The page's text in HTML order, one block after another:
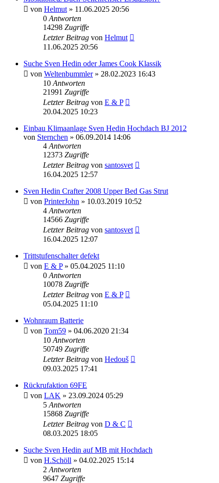
von Helmut » 11.06.2025 20:56
0 Antworten
14298 Zugriffe
Letzter Beitrag von Helmut
11.06.2025 20:56
Suche Sven Hedin oder James Cook Klassik
von Weltenbummler» 28.02.2023 16:43
10 Antworten
21991 Zugriffe
Letzter Beitrag von E & P
20.04.2025 10:23
Einbau Klimaanlage Sven Hedin Hochdach BJ 2012
von Sternchen » 06.09.2014 14:06
4 Antworten
12373 Zugriffe
Letzter Beitrag von santosvet
16.04.2025 12:57
Sven Hedin Crafter 2008 Upper Bed Gas Strut
von PrinterJohn » 10.03.2019 10:52
4 Antworten
14566 Zugriffe
Letzter Beitrag von santosvet
16.04.2025 12:07
Trittstufenschalter defekt
von E & P» 05.04.2025 11:10
0 Antworten
10078 Zugriffe
Letzter Beitrag von E & P
05.04.2025 11:10
Wohnraum Batterie
von Tom59 » 04.06.2020 21:34
10 Antworten
50749 Zugriffe
Letzter Beitrag von Hedouš
09.03.2025 17:41
Rückrufaktion 69FE
von LAK » 23.09.2024 05:29
5 Antworten
15868 Zugriffe
Letzter Beitrag von D & C
08.03.2025 18:05
Suche Sven Hedin auf MB mit Hochdach
von H.Schöll » 04.02.2025 15:14
2 Antworten
9647 Zugriffe